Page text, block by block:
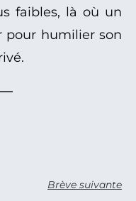
faibles, là où un
pour humilier son
Brève suivante